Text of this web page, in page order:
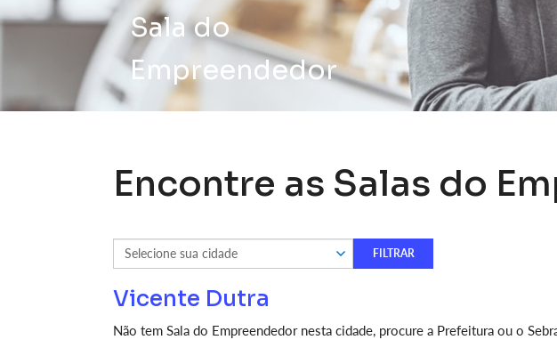
Sala do
Empreendedor
Encontre as Salas do
Vicente Dutra
Não tem Sala do Empreendedor nesta cidade, procure a Prefeitura ou o